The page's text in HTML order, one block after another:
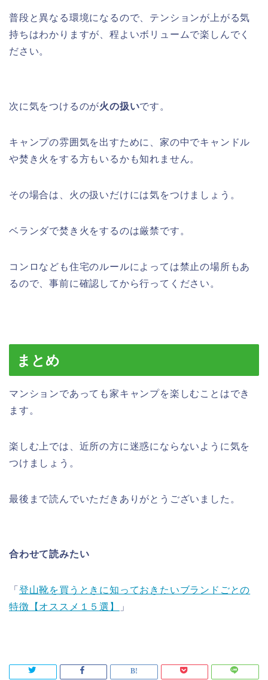
普段と異なる環境になるので、テンションが上がる気
持ちはわかりますが、程よいボリュームで楽しんでく
ださい。
次に気をつけるのが火の扱いです。
キャンプの雰囲気を出すために、家の中でキャンドル
や焚き火をする方もいるかも知れません。
その場合は、火の扱いだけには気をつけましょう。
ベランダで焚き火をするのは厳禁です。
コンロなども住宅のルールによっては禁止の場所もあ
るので、事前に確認してから行ってください。
まとめ
マンションであっても家キャンプを楽しむことはでき
ます。
楽しむ上では、近所の方に迷惑にならないように気を
つけましょう。
最後まで読んでいただきありがとうございました。
合わせて読みたい
「 登山靴を買うときに知っておきたいブランドごとの
特徴【オススメ１５選】
」